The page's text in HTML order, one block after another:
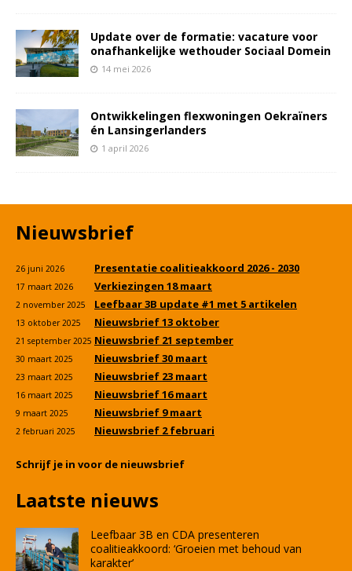
Update over de formatie: vacature voor
onafhankelijke wethouder Sociaal Domein
14 mei 2026
Ontwikkelingen flexwoningen Oekraïners
én Lansingerlanders
1 april 2026
Nieuwsbrief
26 juni 2026 Presentatie coalitieakkoord 2026 - 2030
17 maart 2026 Verkiezingen 18 maart
2 november 2025 Leefbaar 3B update #1 met 5 artikelen
13 oktober 2025 Nieuwsbrief 13 oktober
21 september 2025 Nieuwsbrief 21 september
30 maart 2025 Nieuwsbrief 30 maart
23 maart 2025 Nieuwsbrief 23 maart
16 maart 2025 Nieuwsbrief 16 maart
9 maart 2025 Nieuwsbrief 9 maart
2 februari 2025 Nieuwsbrief 2 februari
Schrijf je in voor de nieuwsbrief
Laatste nieuws
Leefbaar 3B en CDA presenteren
coalitieakkoord: ‘Groeien met behoud van
karakter’